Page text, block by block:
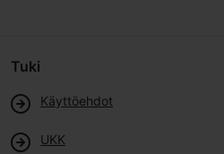
Tuki
Käyttöehdot
UKK